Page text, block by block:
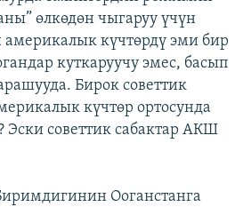
өлкөдөн чыгаруу үчүн
америкалык күчтөрдү эми бир
куткаруучу эмес, басып
Бирок советтик
күчтөр ортосунда
советтик сабактар АКШ
Ооганстанга